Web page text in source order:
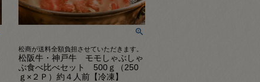
松商が送料全額負担させていただきます。
松阪牛・神戸牛 モモしゃぶしゃ
ぶ食べ比べセット 500ｇ（250
ｇ×２Ｐ）約４人前【冷凍】